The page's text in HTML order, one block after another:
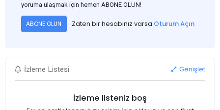
yoruma ulaşmak için hemen ABONE OLUN!
ABONE OLUN Zaten bir hesabınız varsa Oturum Açın
İzleme Listesi Genişlet
İzleme listeniz boş